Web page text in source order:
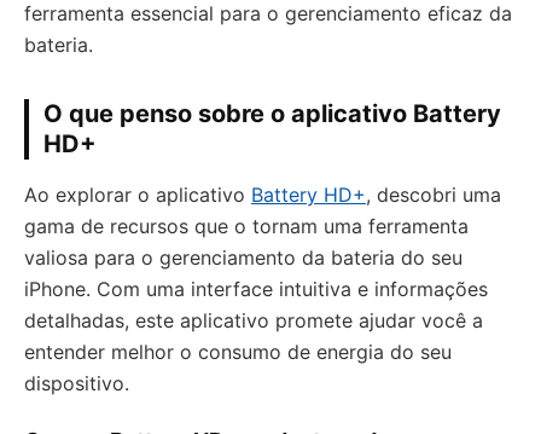
ferramenta essencial para o gerenciamento eficaz da
bateria.
O que penso sobre o aplicativo Battery
HD+
Ao explorar o aplicativo Battery HD+, descobri uma
gama de recursos que o tornam uma ferramenta
valiosa para o gerenciamento da bateria do seu
iPhone. Com uma interface intuitiva e informações
detalhadas, este aplicativo promete ajudar você a
entender melhor o consumo de energia do seu
dispositivo.